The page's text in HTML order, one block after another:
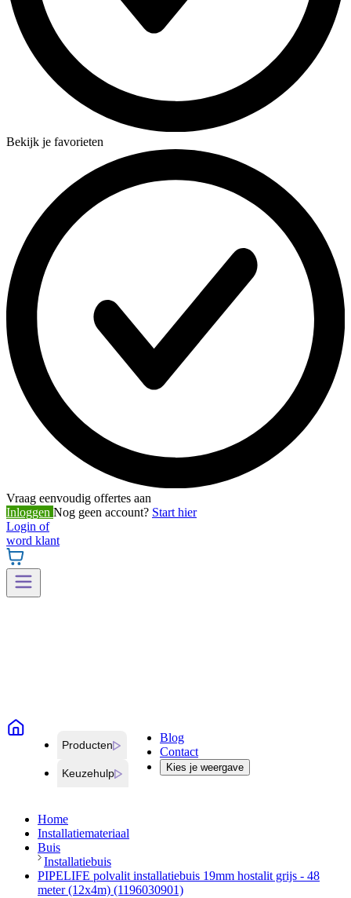
Bekijk je favorieten
Vraag eenvoudig offertes aan
Inloggen Nog geen account? Start hier
Login of
word klant
Producten
Keuzehulp
Blog
Contact
Kies je weergave
Home
Installatiemateriaal
Buis
Installatiebuis
PIPELIFE polvalit installatiebuis 19mm hostalit grijs - 48
meter (12x4m) (1196030901)